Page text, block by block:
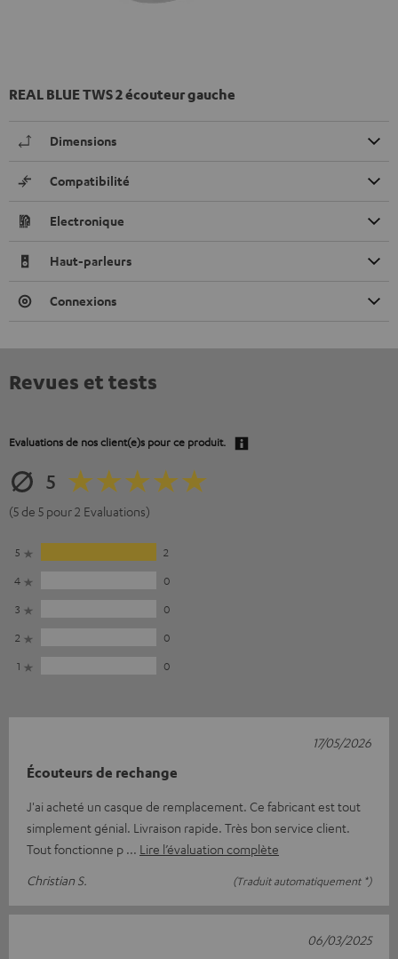
REAL BLUE TWS 2 écouteur gauche
Dimensions
Compatibilité
Electronique
Haut-parleurs
Connexions
Revues et tests
Evaluations de nos client(e)s pour ce produit.
5
(5 de 5 pour 2 Evaluations)
5
2
4
0
3
0
2
0
1
0
Écouteurs de rechange
J'ai acheté un casque de remplacement. Ce fabricant est tout
simplement génial. Livraison rapide. Très bon service client.
Tout fonctionne p
Lire l’évaluation complète
Christian S.
(Traduit automatiquement *)
17/05/2026
06/03/2025